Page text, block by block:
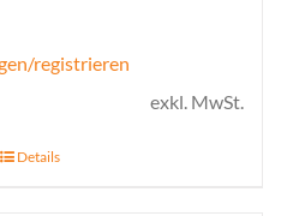
registrieren
exkl. MwSt.
Details